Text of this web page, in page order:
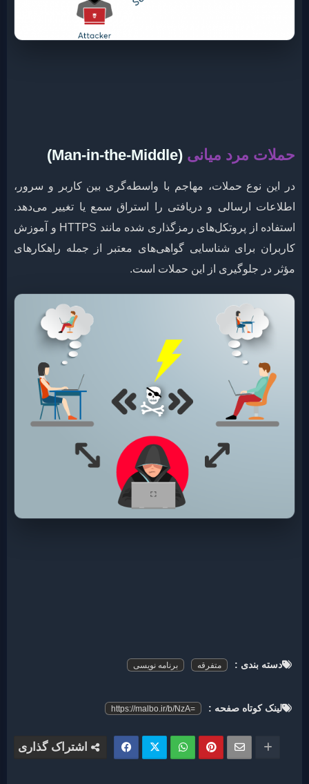
حملات مرد میانی (Man-in-the-Middle)
در این نوع حملات، مهاجم با واسطه‌گری بین کاربر و سرور،
اطلاعات ارسالی و دریافتی را استراق سمع یا تغییر می‌دهد.
استفاده از پروتکل‌های رمزگذاری شده مانند HTTPS و آموزش
کاربران برای شناسایی گواهی‌های معتبر از جمله راهکارهای
مؤثر در جلوگیری از این حملات است.
دسته بندی : متفرقه برنامه نویسی
لینک کوتاه صفحه : https://malbo.ir/b/NzA=